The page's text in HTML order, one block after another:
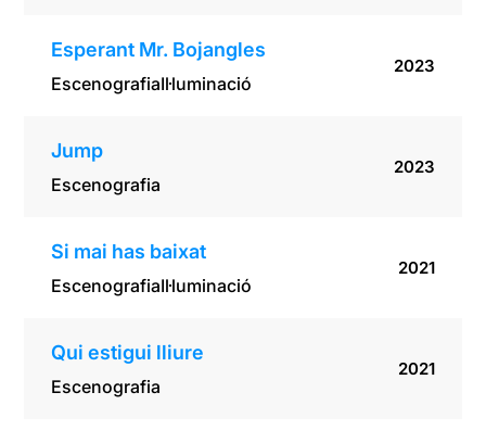
Esperant Mr. Bojangles
EscenografiaIl·luminació
2023
Jump
Escenografia
2023
Si mai has baixat
EscenografiaIl·luminació
2021
Qui estigui lliure
Escenografia
2021